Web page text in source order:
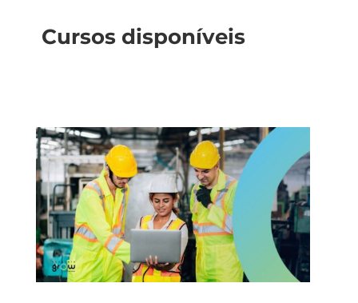
Cursos disponíveis